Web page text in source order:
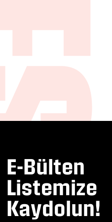
E-Bülten
Listemize
Kaydolun!